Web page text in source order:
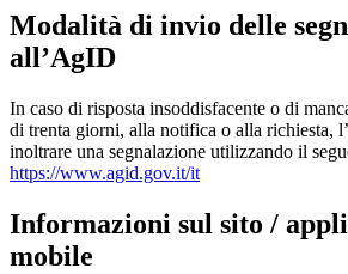
Modalità di invio delle
all’AgID
In caso di risposta insoddisfacente o di
di trenta giorni, alla notifica o alla richiesta,
inoltrare una segnalazione utilizzando il
https://www.agid.gov.it/it
Informazioni sul sito /
mobile